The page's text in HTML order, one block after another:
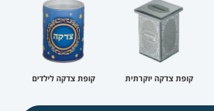
קופת צדקה יוקרתית קופת צדקה לילדים